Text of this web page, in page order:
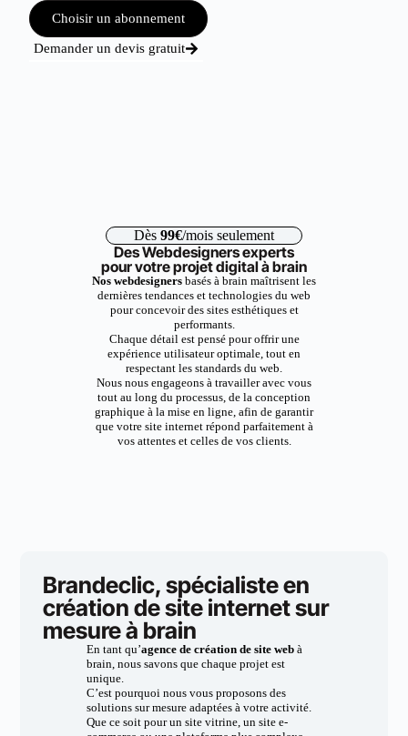
Choisir un abonnement
Demander un devis gratuit
Dès 99€/mois seulement
Des Webdesigners experts
pour votre projet digital à brain
Nos webdesigners basés à brain maîtrisent les
dernières tendances et technologies du web
pour concevoir des sites esthétiques et
performants.
Chaque détail est pensé pour offrir une
expérience utilisateur optimale, tout en
respectant les standards du web.
Nous nous engageons à travailler avec vous
tout au long du processus, de la conception
graphique à la mise en ligne, afin de garantir
que votre site internet répond parfaitement à
vos attentes et celles de vos clients.
Brandeclic, spécialiste en
création de site internet sur
mesure à brain
En tant qu’agence de création de site webà
brain, nous savons que chaque projet est
unique.
C’est pourquoi nous vous proposons des
solutions sur mesure adaptées à votre activité.
Que ce soit pour un site vitrine, un site e-